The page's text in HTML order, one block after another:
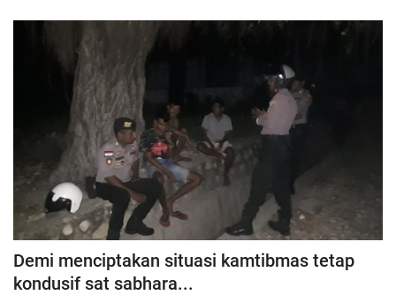
Demi menciptakan situasi kamtibmas tetap
kondusif sat sabhara...